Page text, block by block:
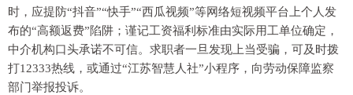
时，应提防“抖音”“快手”“西瓜视频”等网络短视频平台上个人发
布的“高额返费”陷阱；谨记工资福利标准由实际用工单位确定，
中介机构口头承诺不可信。求职者一旦发现上当受骗，可及时拨
打12333热线，或通过“江苏智慧人社”小程序，向劳动保障监察
部门举报投诉。